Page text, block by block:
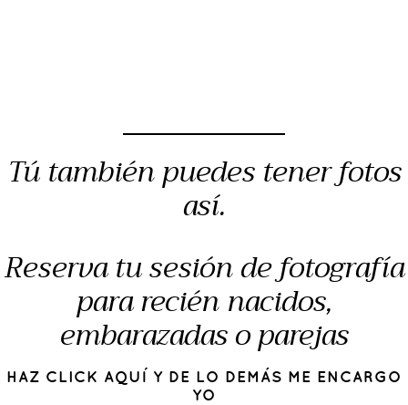
Tú también puedes tener fotos
así.
Reserva tu sesión de fotografía
para recién nacidos,
embarazadas o parejas
HAZ CLICK AQUÍ Y DE LO DEMÁS ME ENCARGO
YO